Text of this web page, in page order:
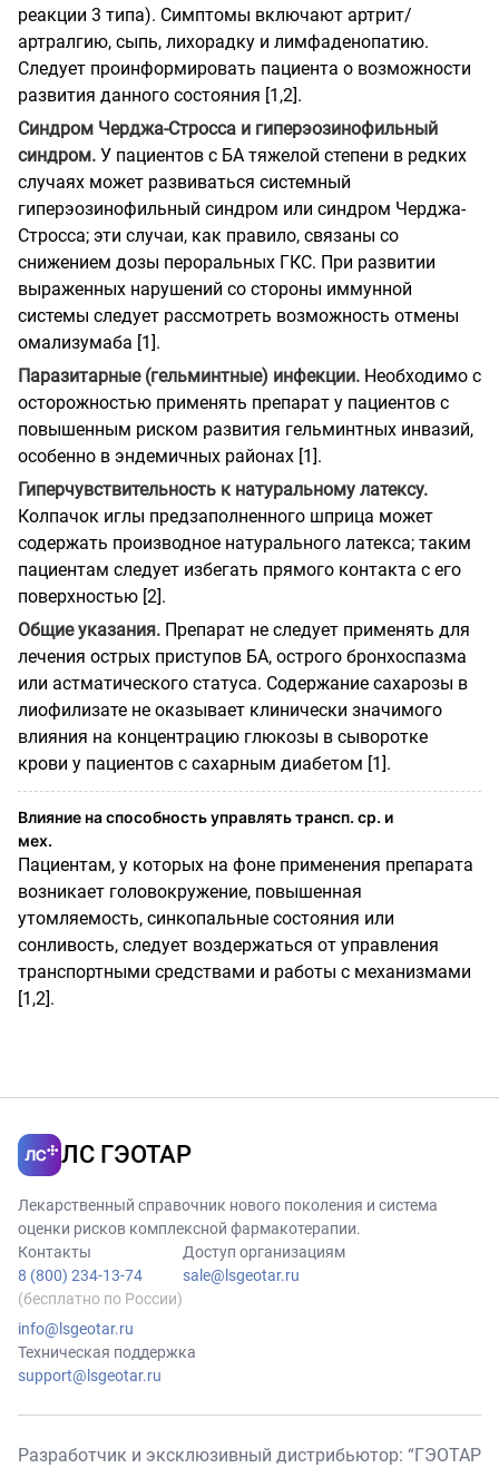
реакции 3 типа). Симптомы включают артрит/
артралгию, сыпь, лихорадку и лимфаденопатию.
Следует проинформировать пациента о возможности
развития данного состояния [1,2].
Синдром Черджа-Стросса и гиперэозинофильный
синдром. У пациентов с БА тяжелой степени в редких
случаях может развиваться системный
гиперэозинофильный синдром или синдром Черджа-
Стросса; эти случаи, как правило, связаны со
снижением дозы пероральных ГКС. При развитии
выраженных нарушений со стороны иммунной
системы следует рассмотреть возможность отмены
омализумаба [1].
Паразитарные (гельминтные) инфекции. Необходимо с
осторожностью применять препарат у пациентов с
повышенным риском развития гельминтных инвазий,
особенно в эндемичных районах [1].
Гиперчувствительность к натуральному латексу.
Колпачок иглы предзаполненного шприца может
содержать производное натурального латекса; таким
пациентам следует избегать прямого контакта с его
поверхностью [2].
Общие указания. Препарат не следует применять для
лечения острых приступов БА, острого бронхоспазма
или астматического статуса. Содержание сахарозы в
лиофилизате не оказывает клинически значимого
влияния на концентрацию глюкозы в сыворотке
крови у пациентов с сахарным диабетом [1].
Влияние на способность управлять трансп. ср. и
мех.
Пациентам, у которых на фоне применения препарата
возникает головокружение, повышенная
утомляемость, синкопальные состояния или
сонливость, следует воздержаться от управления
транспортными средствами и работы с механизмами
[1,2].
ЛС ГЭОТАР
Лекарственный справочник нового поколения и система
оценки рисков комплексной фармакотерапии.
Контакты
8 (800) 234-13-74
(бесплатно по России)
info@lsgeotar.ru
Доступ организациям
sale@lsgeotar.ru
Техническая поддержка
support@lsgeotar.ru
Разработчик и эксклюзивный дистрибьютор: “ГЭОТАР